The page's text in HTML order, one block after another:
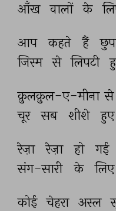
आँख वालों के
आप कहते हैं
जिस्म से लिपटी
क़ुलक़ुल-ए-मीना से
चूर
सब शीशे हुए
रेज़ा रेज़ा हो गई
संग-सारी
के लिए
कोई चेहरा अस्ल